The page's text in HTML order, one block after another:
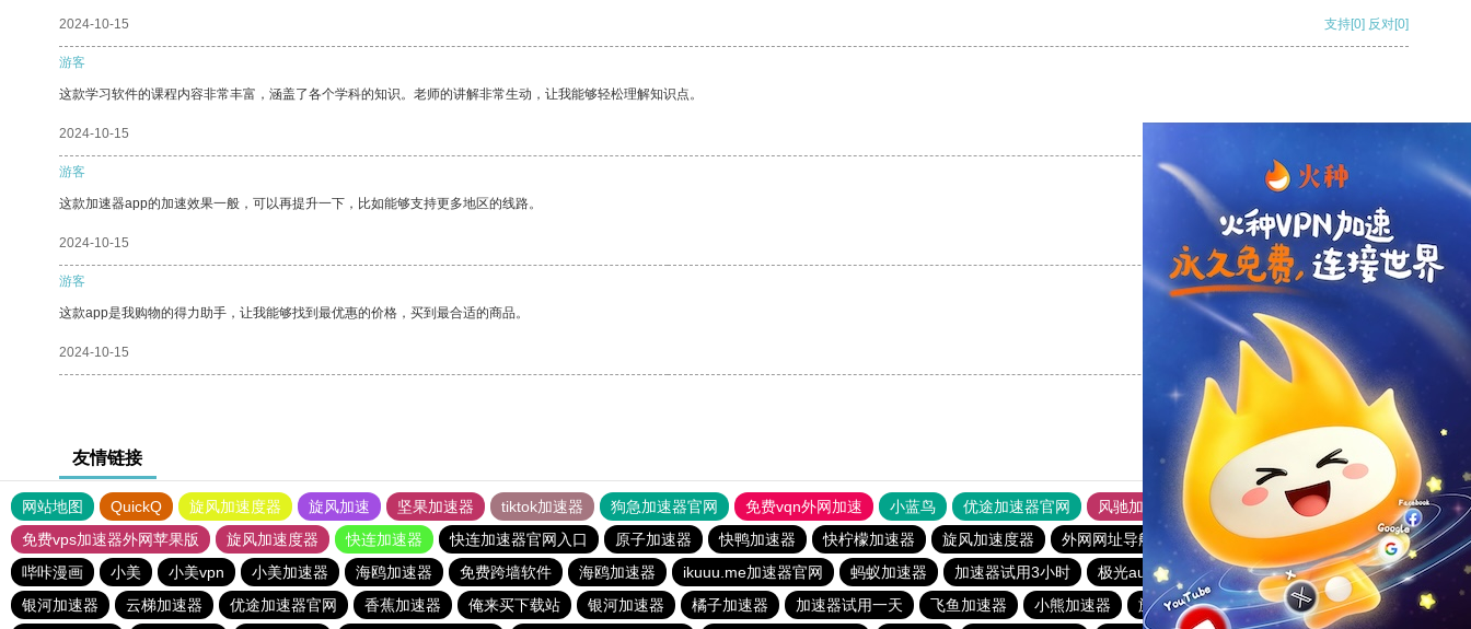
2024-10-15 支持[0] 反对[0]
游客
这款学习软件的课程内容非常丰富，涵盖了各个学科的知识。老师的讲解非常生动，让我能够轻松理解知识点。
2024-10-15
游客
这款加速器app的加速效果一般，可以再提升一下，比如能够支持更多地区的线路。
2024-10-15 支持 [0] 反对[0]
游客
这款app是我购物的得力助手，让我能够找到最优惠的价格，买到最合适的商品。
2024-10-15 支持
友情链接
网站地图 QuickQ 旋风加速度器 旋风加速 坚果加速器 tiktok加速器 狗急加速器官网 免费vqn外网加速 小蓝鸟 优途加速器官网 风驰加速器
旋风加速器
免费vps加速器外网苹果版
旋风加速度器 快连加速器 快连加速器官网入口 原子加速器 快鸭加速器 快柠檬加速器 旋风加速度器 外网网址导航 软件中心 雷霆加速
狂飙加速器
哔咔漫画
小美 小美vpn 小美加速器 海鸥加速器 免费跨墙软件 海鸥加速器 ikuuu.me加速器官网 蚂蚁加速器 加速器试用3小时 极光aurora加速器 云梯加速器
银河加速器
银河加速器
云梯加速器 优途加速器官网 香蕉加速器 俺来买下载站 银河加速器 橘子加速器 加速器试用一天 飞鱼加速器 小熊加速器 旋风加速度器
白鲸加速器